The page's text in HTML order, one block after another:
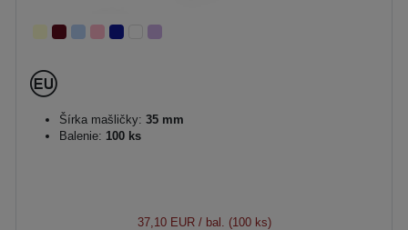
Šírka mašličky: 35 mm
Balenie: 100 ks
37,10 EUR/ bal. (100 ks)